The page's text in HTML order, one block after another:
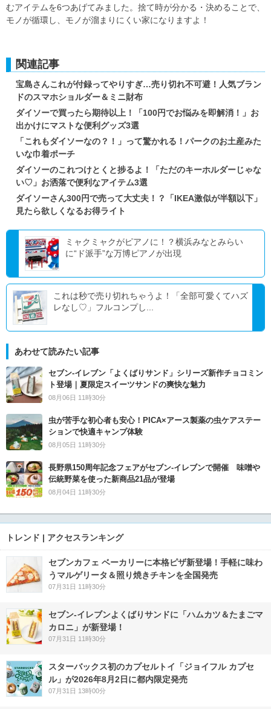
むアイテムを6つあげてみました。捨て時が分かる・決めることで、
モノが循環し、モノが溜まりにくい家になりますよ！
関連記事
宝島さんこれが付録ってやりすぎ…売り切れ不可避！人気ブラン
ドのスマホショルダー＆ミニ財布
ダイソーで買ったら期待以上！「100円でお悩みを即解消！」お
出かけにマストな便利グッズ3選
「これもダイソーなの？！」って驚かれる！パークのお土産みた
いな巾着ポーチ
ダイソーのこれつけとくと捗るよ！「ただのキーホルダーじゃな
い♡」お洒落で便利なアイテム3選
ダイソーさん300円で売って大丈夫！？「IKEA激似が半額以下」
見たら欲しくなるお得ライト
ミャクミャクがピアノに！？横浜みなとみらい
に“ド派手”な万博ピアノが出現
これは秒で売り切れちゃうよ！「全部可愛くてハズ
レなし♡」フルコンプし...
あわせて読みたい記事
セブン‐イレブン「よくばりサンド」シリーズ新作チョコミン
ト登場｜夏限定スイーツサンドの爽快な魅力
08月06日 11時30分
虫が苦手な初心者も安心！PICA×アース製薬の虫ケアステー
ションで快適キャンプ体験
08月05日 11時30分
長野県150周年記念フェアがセブン-イレブンで開催 味噌や
伝統野菜を使った新商品21品が登場
08月04日 11時30分
トレンド | アクセスランキング
セブンカフェ ベーカリーに本格ピザ新登場！手軽に味わ
うマルゲリータ＆照り焼きチキンを全国発売
07月31日 11時30分
セブン‐イレブンよくばりサンドに「ハムカツ＆たまごマ
カロニ」が新登場！
07月31日 11時30分
スターバックス初のカプセルトイ「ジョイフル カプセ
ル」が2026年8月2日に都内限定発売
07月31日 13時00分